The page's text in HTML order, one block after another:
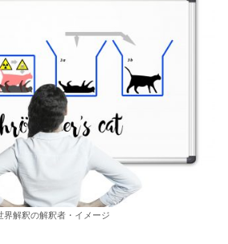
界解釈の解釈者・イメージ